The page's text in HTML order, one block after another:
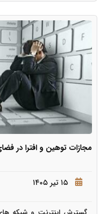
مجازات توهین و افترا در
۱۵ تیر ۱۴۰۵